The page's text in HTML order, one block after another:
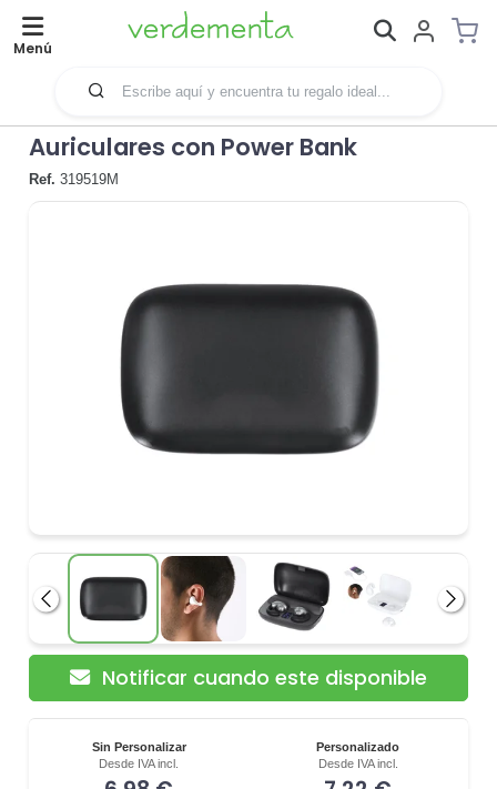
Menú
Auriculares con Power Bank
Ref. 319519M
Anterior
Sin Personalizar
Desde IVA incl.
Personalizado
Desde IVA incl.
Notificar cuando este disponible